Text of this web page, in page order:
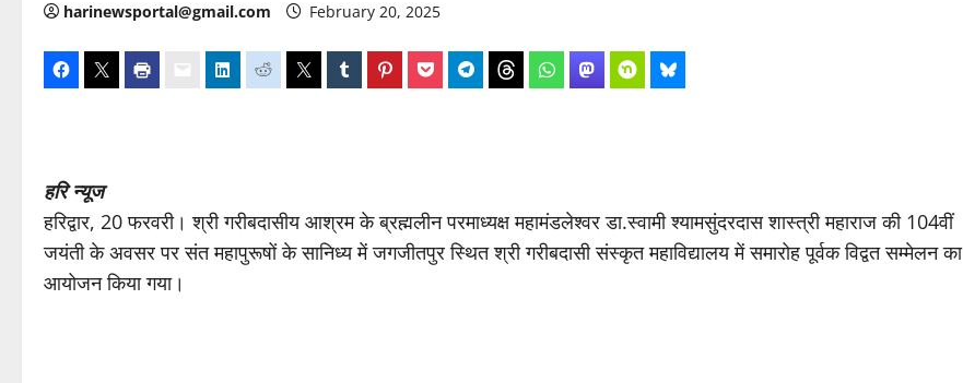
harinewsportal@gmail.com February 20, 2025
हरि न्यूज
हरिद्वार, 20 फरवरी। श्री गरीबदासीय आश्रम के ब्रह्मलीन परमाध्यक्ष महामंडलेश्वर डा.स्वामी श्यामसुंदरदास शास्त्री महाराज की 104वीं
जयंती के अवसर पर संत महापुरूषों के सानिध्य में जगजीतपुर स्थित श्री गरीबदासी संस्कृत महाविद्यालय में समारोह पूर्वक विद्वत सम्मेलन का
आयोजन किया गया।